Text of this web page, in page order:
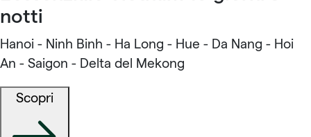
notti
Hanoi - Ninh Binh - Ha Long - Hue - Da Nang - Hoi
An - Saigon - Delta del Mekong
Scopri